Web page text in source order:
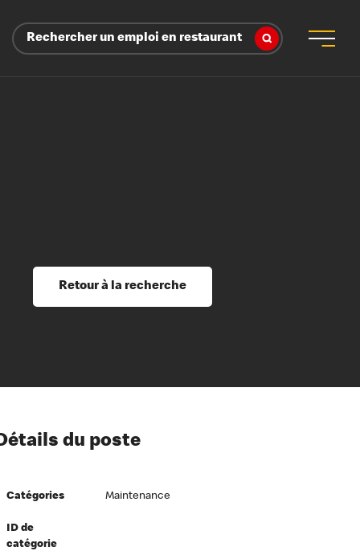
Rechercher un emploi en restaurant
et perfectionnement
du savoir
à l’égard de nos employés
directeurs
équité et inclusion
au travail
Retour à la recherche
du poste
Catégories Maintenance
ID de
catégorie